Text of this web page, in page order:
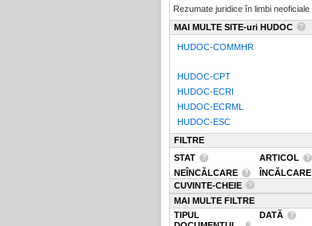
Rezumate juridice în limbi neoficiale
MAI MULTE SITE-uri HUDOC
HUDOC-COMMHR
HUDOC-CPT
HUDOC-ECRI
HUDOC-ECRML
HUDOC-ESC
FILTRE
STAT
ARTICOL
NEÎNCĂLCARE
ÎNCĂLCARE
CUVINTE-CHEIE
MAI MULTE FILTRE
TIPUL
DATĂ